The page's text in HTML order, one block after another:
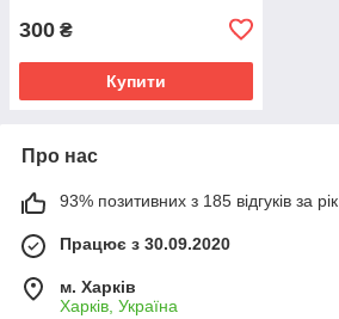
300 ₴
Купити
Про нас
93% позитивних з 185 відгуків за рік
Працює з 30.09.2020
м. Харків
Харків, Україна